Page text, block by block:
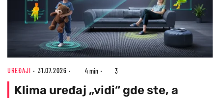
UREĐAJI 31.07.2026 4 min 3
Klima uređaj „vidi“ gde ste, a